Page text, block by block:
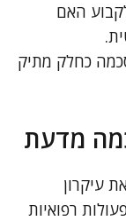
האם
כחלק מתיק
מדעת
1996, מגדיר את עיקרון
רפואיות